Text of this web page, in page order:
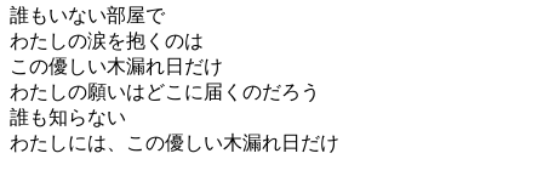
誰もいない部屋で
わたしの涙を抱くのは
この優しい木漏れ日だけ
わたしの願いはどこに届くのだろう
誰も知らない
わたしには、この優しい木漏れ日だけ